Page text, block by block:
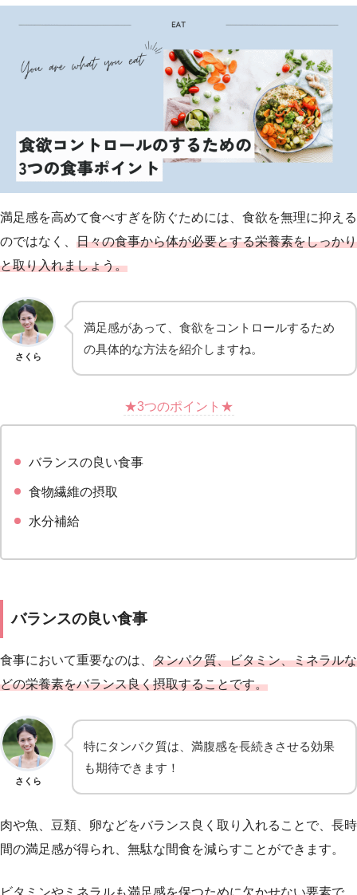
満足感を高めて食べすぎを防ぐためには、食欲を無理に抑える
のではなく、 日々の食事から体が必要とする栄養素をしっかり
と取り入れましょう。
さくら
満足感があって、食欲をコントロールするため
の具体的な方法を紹介しますね。
★3つのポイント★
バランスの良い食事
食物繊維の摂取
水分補給
バランスの良い食事
食事において重要なのは、 タンパク質、ビタミン、ミネラルな
どの栄養素をバランス良く摂取することです。
さくら
特にタンパク質は、満腹感を長続きさせる効果
も期待できます！
肉や魚、豆類、卵などをバランス良く取り入れることで、長時
間の満足感が得られ、無駄な間食を減らすことができます。
ビタミンやミネラルも満足感を保つために欠かせない要素で